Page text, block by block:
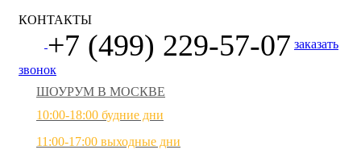
КОНТАКТЫ
+7 (499) 229-57-07 заказать
звонок
ШОУРУМ В МОСКВЕ
10:00-18:00 будние дни
11:00-17:00 выходные дни